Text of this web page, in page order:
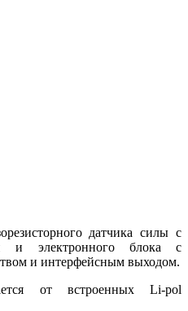
датчика силы с
и электронного блока с
и интерфейсным выходом.
от встроенных Li-pol